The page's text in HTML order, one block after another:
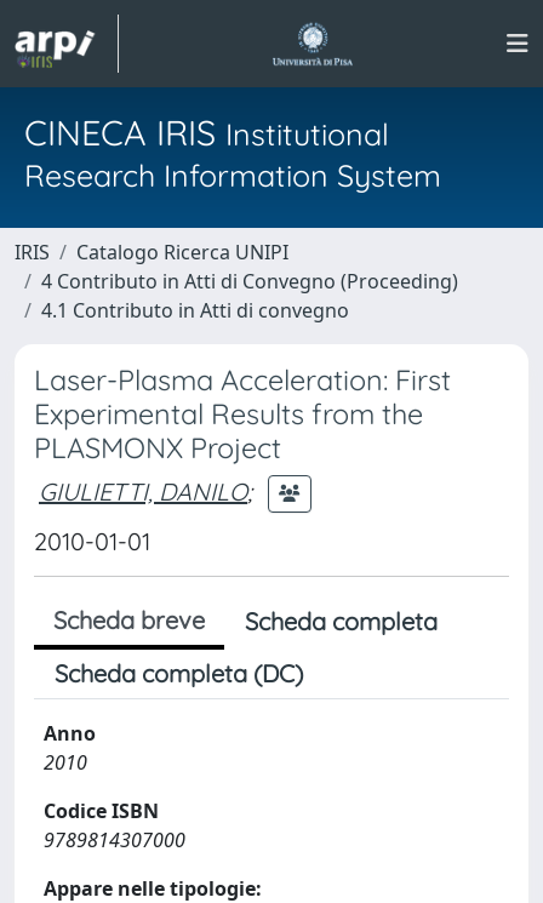
CINECA IRIS Institutional
Research Information System
IRIS
Catalogo Ricerca UNIPI
4 Contributo in Atti di Convegno (Proceeding)
4.1 Contributo in Atti di convegno
Laser-Plasma Acceleration: First
Experimental Results from the
PLASMONX Project
GIULIETTI, DANILO;
2010-01-01
Scheda breve
Scheda completa
Scheda completa (DC)
Anno
2010
Codice ISBN
9789814307000
Appare nelle tipologie: